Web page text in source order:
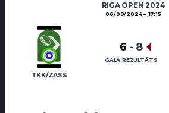
RIGA OPEN 2024
06/09/2024 17:15
TKK/ZASS
6 - 8
GALA REZULTĀTS